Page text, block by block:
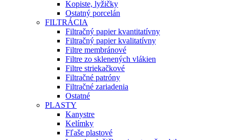
Kopiste, lyžičky
Ostatný porcelán
FILTRÁCIA
Filtračný papier kvantitatívny
Filtračný papier kvalitatívny
Filtre membránové
Filtre zo sklenených vlákien
Filtre striekačkové
Filtračné patróny
Filtračné zariadenia
Ostatné
PLASTY
Kanystre
Kelímky
Fľaše plastové